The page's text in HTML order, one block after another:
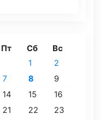
Пт Сб Вс
1
2
7 8
9
14 15
16
21 22
23